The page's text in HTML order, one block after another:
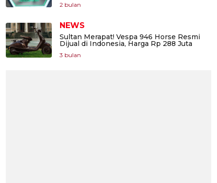
2 bulan
NEWS
Sultan Merapat! Vespa 946 Horse Resmi
Dijual di Indonesia, Harga Rp 288 Juta
3 bulan